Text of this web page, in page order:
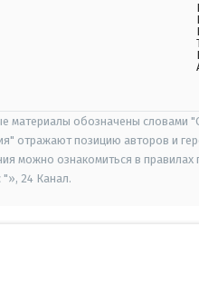
материалы обозначены словами
отражают позицию авторов и
можно ознакомиться в
24 Канал.